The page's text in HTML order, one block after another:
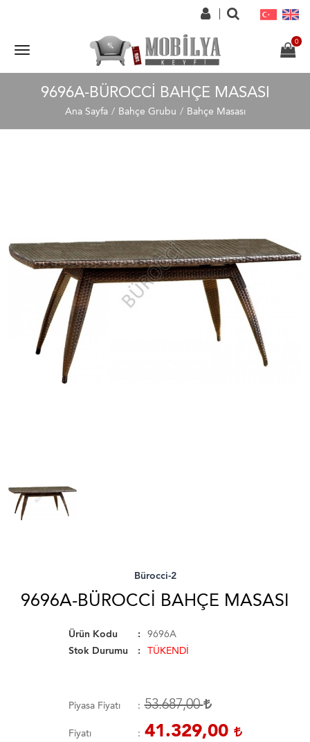
9696A-BÜROCCI BAHÇE MASASI
Ana Sayfa Bahçe Grubu Bahçe Masası
Bürocci-2
9696A-BÜROCCI BAHÇE MASASI
Ürün Kodu
9696A
Stok Durumu
TÜKENDİ
Piyasa Fiyatı 53.687,00
Fiyatı 41.329,00